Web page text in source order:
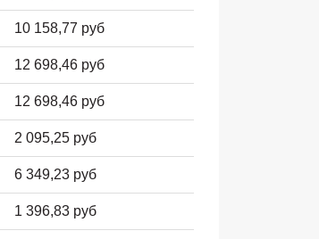
10 158,77 руб
12 698,46 руб
12 698,46 руб
2 095,25 руб
6 349,23 руб
1 396,83 руб